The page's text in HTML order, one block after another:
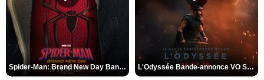
Spider-Man: Brand New Day Bande-annonce VO STFR L'Odyssée Bande-annonce VO STFR